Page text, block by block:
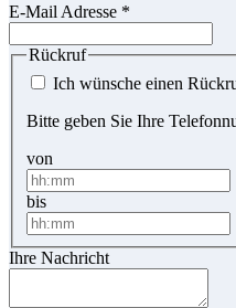
E-Mail Adresse *
Rückruf
Ich wünsche einen
Bitte geben Sie Ihre
von
bis
Ihre Nachricht